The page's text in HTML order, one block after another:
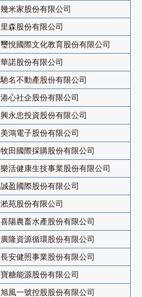
幾米家股份有限公司
里森股份有限公司
璽悅國際文化教育股份有限公司
華諾股份有限公司
馳名不動產股份有限公司
港心社企股份有限公司
興永忠投資股份有限公司
美鴻電子股份有限公司
牧田國際採購股份有限公司
樂活健康生技事業股份有限公司
誠盈國際股份有限公司
淞苑股份有限公司
喜陽農畜水產股份有限公司
廣隆資源循環股份有限公司
長安健照事業股份有限公司
寶糖能源股份有限公司
旭風一號控股股份有限公司